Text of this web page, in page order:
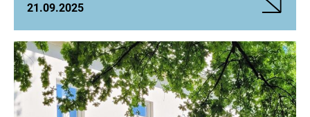
21.09.2025
Just
Sing
It